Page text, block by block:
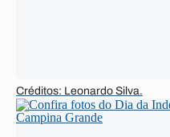
Créditos: Leonardo Silva.